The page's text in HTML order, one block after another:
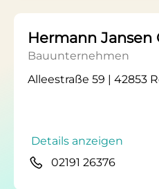
Hermann Jansen
Bauunternehmen
Alleestraße 59 | 42853
Details anzeigen
02191 26376